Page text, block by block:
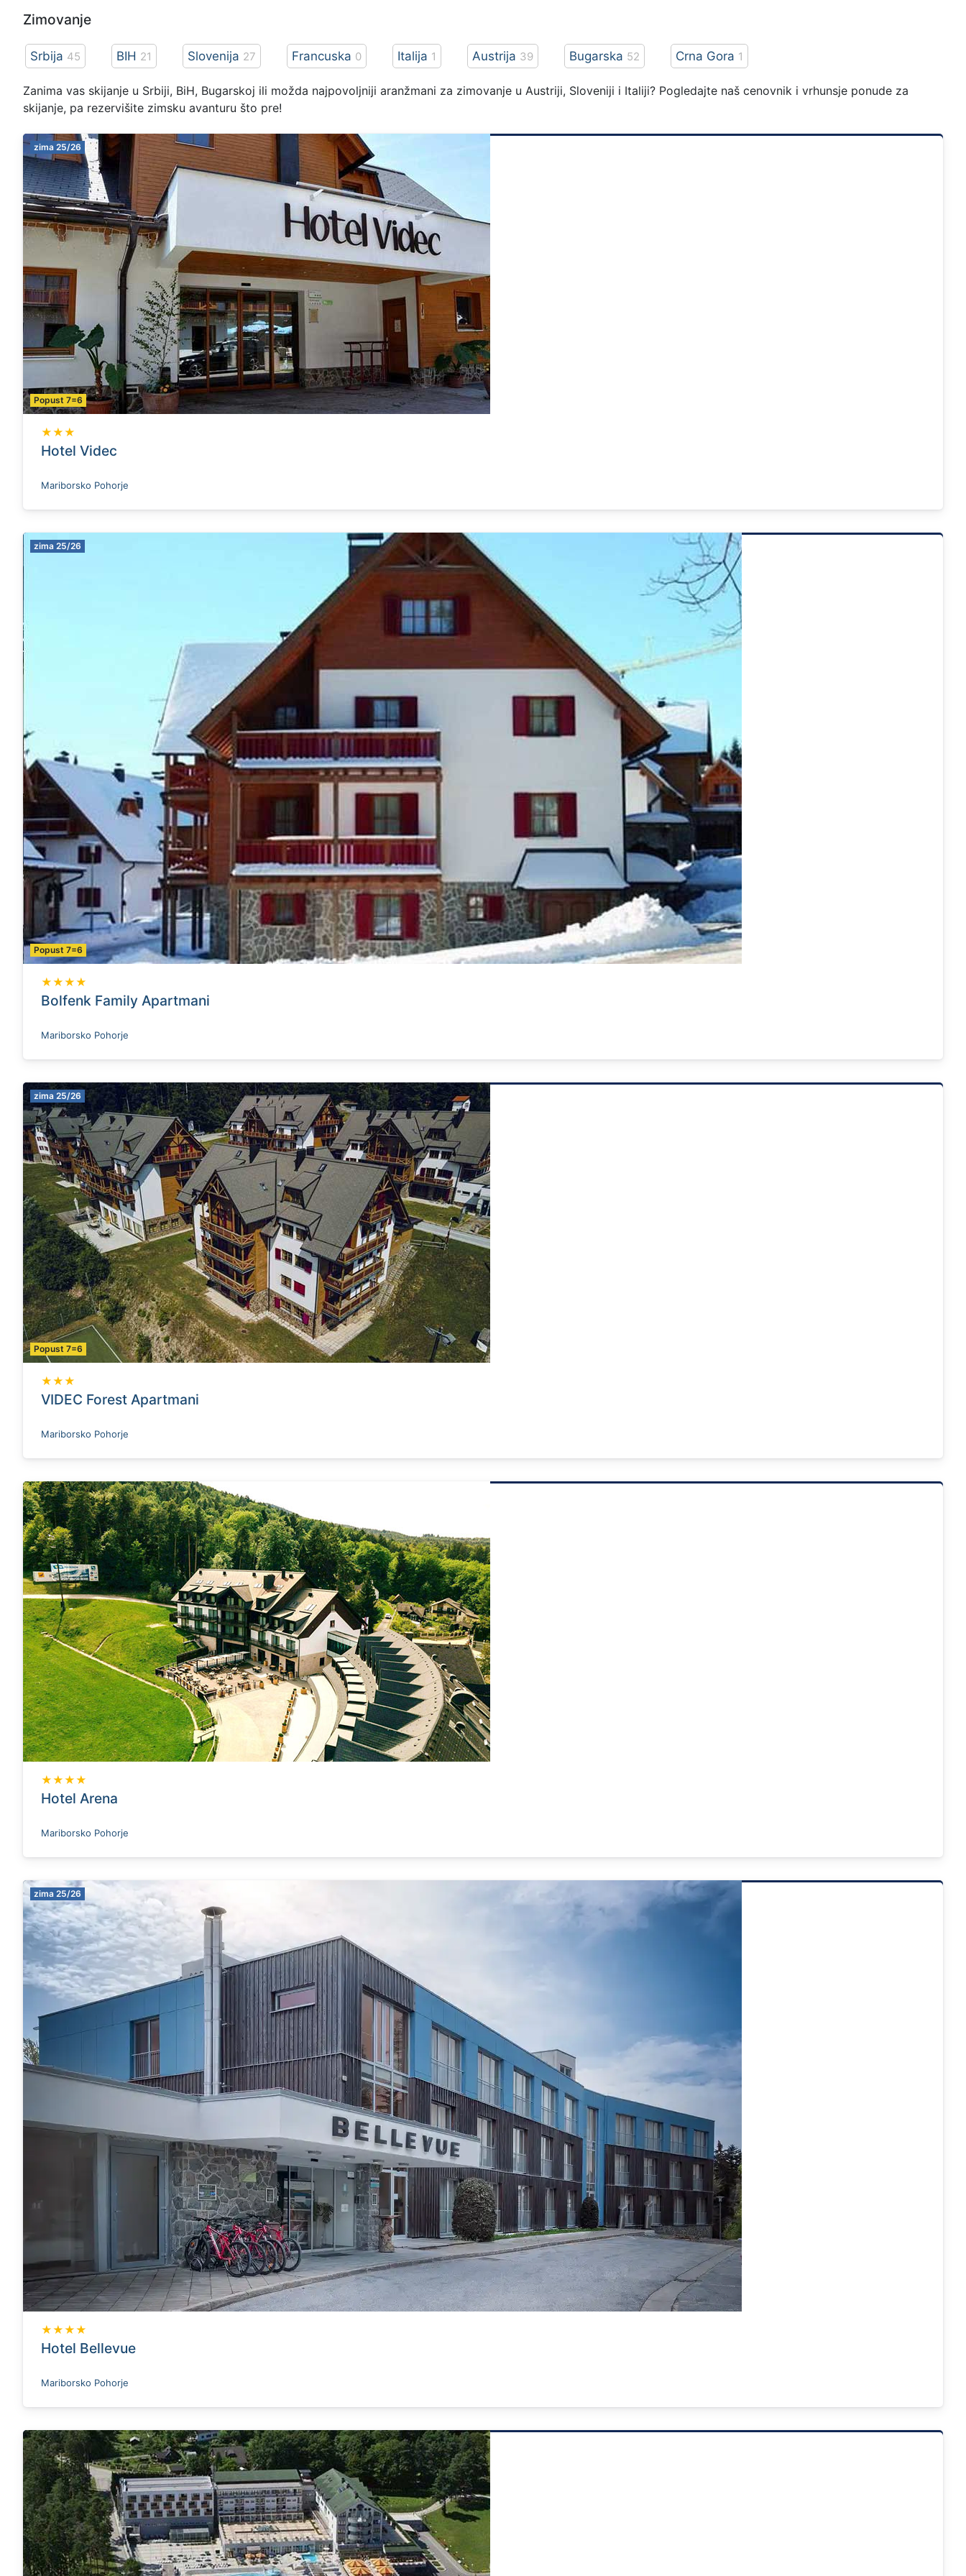
Zimovanje
Srbija45 BIH21 Slovenija27 Francuska0 Italija1 Austrija39 Bugarska52 Crna Gora1
Zanima vas skijanje u Srbiji, BiH, Bugarskoj ili možda najpovoljniji aranžmani za zimovanje u Austriji, Sloveniji i Italiji? Pogledajte naš cenovnik i vrhunsje ponude za
skijanje, pa rezervišite zimsku avanturu što pre!
zima 25/26
Popust 7=6
★★★
Hotel Videc
Mariborsko Pohorje
zima 25/26
Popust 7=6
★★★★
Bolfenk Family Apartmani
Mariborsko Pohorje
zima 25/26
Popust 7=6
★★★
VIDEC Forest Apartmani
Mariborsko Pohorje
★★★★
Hotel Arena
Mariborsko Pohorje
zima 25/26
★★★★
Hotel Bellevue
Mariborsko Pohorje